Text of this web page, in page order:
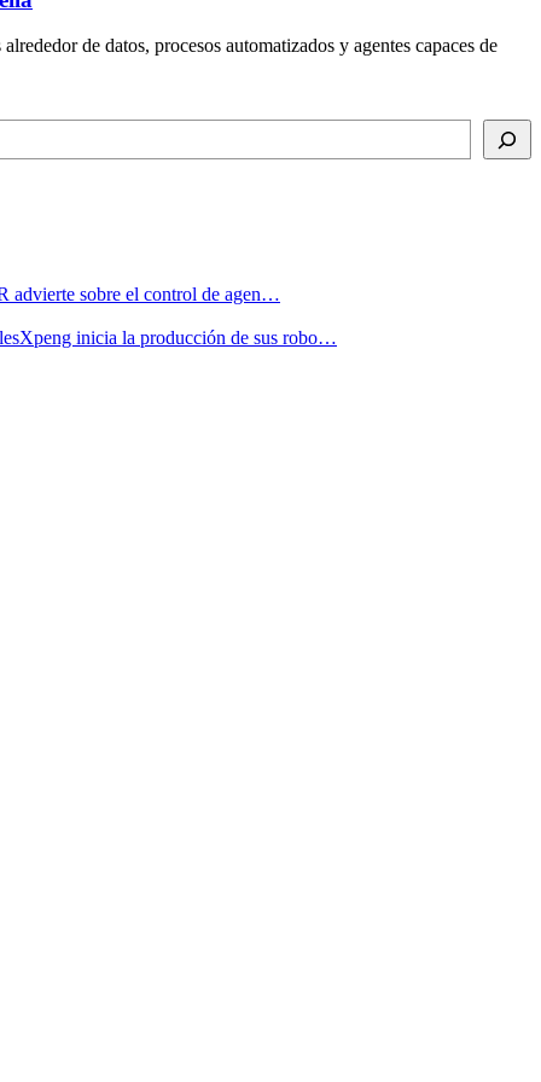
de datos, procesos automatizados y agentes capaces de
advierte sobre el control de agen…
Xpeng inicia la producción de sus robo…